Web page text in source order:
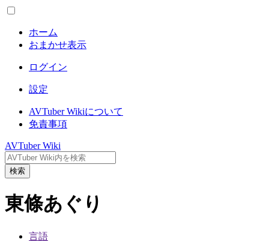
ホーム
おまかせ表示
ログイン
設定
AVTuber Wikiについて
免責事項
AVTuber Wiki
検索
東條あぐり
言語